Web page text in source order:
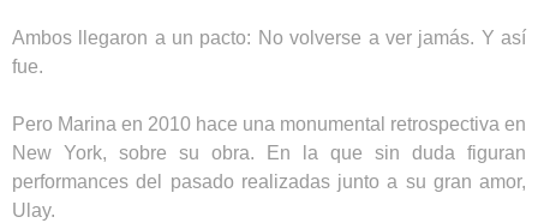
Ambos llegaron a un pacto: No volverse a ver jamás. Y así
fue.
Pero Marina en 2010 hace una monumental retrospectiva en
New York, sobre su obra. En la que sin duda figuran
performances del pasado realizadas junto a su gran amor,
Ulay.